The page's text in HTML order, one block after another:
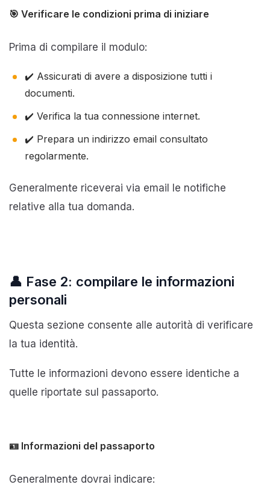
🎯 Verificare le condizioni prima di iniziare
Prima di compilare il modulo:
✔️ Assicurati di avere a disposizione tutti i
documenti.
✔️ Verifica la tua connessione internet.
✔️ Prepara un indirizzo email consultato
regolarmente.
Generalmente riceverai via email le notifiche
relative alla tua domanda.
👤 Fase 2: compilare le informazioni
personali
Questa sezione consente alle autorità di verificare
la tua identità.
Tutte le informazioni devono essere identiche a
quelle riportate sul passaporto.
🪪 Informazioni del passaporto
Generalmente dovrai indicare: